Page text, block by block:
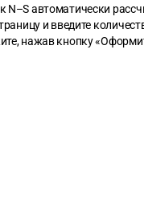
N–S автоматически
и введите
нажав кнопку